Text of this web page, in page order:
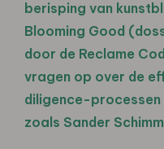
berisping van
Blooming Good
door de Reclame
vragen op over de
diligence-
zoals Sander